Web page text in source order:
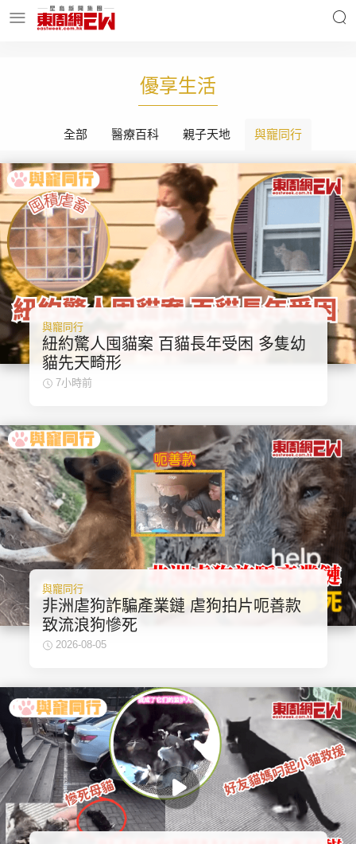
東周食玩通 會員活動
玄學靈異 東周專欄
集團旗下品牌
東周刊 cazbuyer 東Touch
PCM 電腦廣場 星島頭條 星島日報
頭條日報
親子王 Oh!爸媽 JobMarket
頭條搵工 EDUPLUS
優享生活
全部 醫療百科 親子天地 與寵同行
與寵同行
紐約驚人囤貓案 百貓長年受困 多隻幼
貓先天畸形
7小時前
與寵同行
非洲虐狗詐騙產業鏈 虐狗拍片呃善款
致流浪狗慘死
2026-08-05